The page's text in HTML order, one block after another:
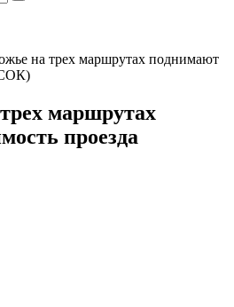
на трех маршрутах поднимают
маршрутах
проезда